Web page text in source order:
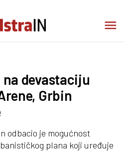
devastaciju
Grbin
odbacio je mogućnost
plana koji uređuje